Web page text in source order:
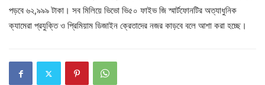
পড়বে ৬২,৯৯৯ টাকা। সব মিলিয়ে ভিভো ভি৫০ ফাইভ জি স্মার্টফোনটির অত্যাধুনিক
ক্যামেরা প্রযুক্তি ও প্রিমিয়াম ডিজাইন ক্রেতাদের নজর কাড়বে বলে আশা করা হচ্ছে।